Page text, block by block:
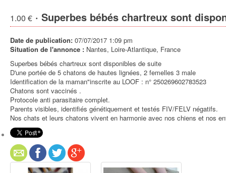
1.00 € · Superbes bébés chartreux sont
Date de publication: 07/07/2017 1:09 pm
Situation de l'annonce : Nantes, Loire-Atlantique, France
Superbes bébés chartreux sont disponibles de suite
D'une portée de 5 chatons de hautes lignées, 2 femelles 3 male
Identification de la maman"inscrite au LOOF : n° 250269602783523
Chatons sont vaccinés .
Protocole anti parasitaire complet.
Parents visibles, identifiés génétiquement et testés FIV/FELV négatifs.
Nos chats et leurs chatons vivent en harmonie avec nos chiens et nos